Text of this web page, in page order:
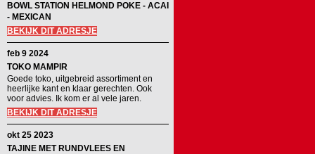
BOWL STATION HELMOND POKE - ACAI
- MEXICAN
BEKIJK DIT ADRESJE
feb 9 2024
TOKO MAMPIR
Goede toko, uitgebreid assortiment en
heerlijke kant en klaar gerechten. Ook
voor advies. Ik kom er al vele jaren.
BEKIJK DIT ADRESJE
okt 25 2023
TAJINE MET RUNDVLEES EN